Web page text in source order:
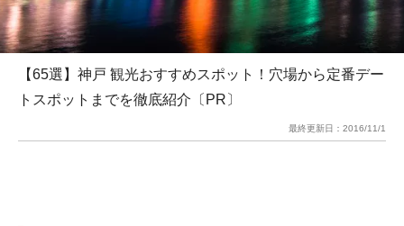
【65選】神戸 観光おすすめスポット！穴場から定番デー
トスポットまでを徹底紹介〔PR〕
最終更新日： 2016/11/1